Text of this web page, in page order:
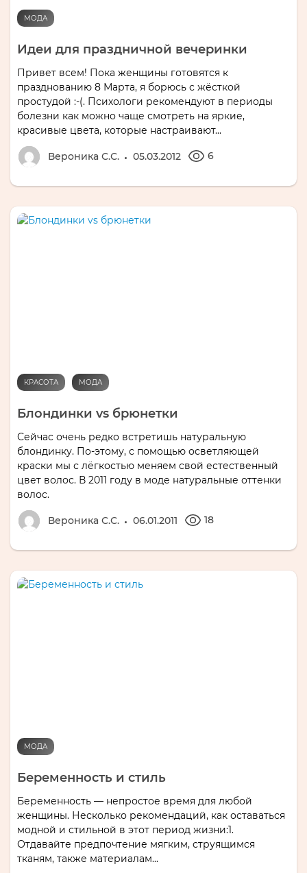
МОДА
Идеи для праздничной вечеринки
Привет всем! Пока женщины готовятся к
празднованию 8 Марта, я борюсь с жёсткой
простудой :-(. Психологи рекомендуют в периоды
болезни как можно чаще смотреть на яркие,
красивые цвета, которые настраивают...
Вероника С.С. 05.03.2012 6
КРАСОТА МОДА
Блондинки vs брюнетки
Сейчас очень редко встретишь натуральную
блондинку. По-этому, с помощью осветляющей
краски мы с лёгкостью меняем свой естественный
цвет волос. В 2011 году в моде натуральные оттенки
волос.
Вероника С.С. 06.01.2011 18
МОДА
Беременность и стиль
Беременность — непростое время для любой
женщины. Несколько рекомендаций, как оставаться
модной и стильной в этот период жизни:1.
Отдавайте предпочтение мягким, струящимся
тканям, также материалам...